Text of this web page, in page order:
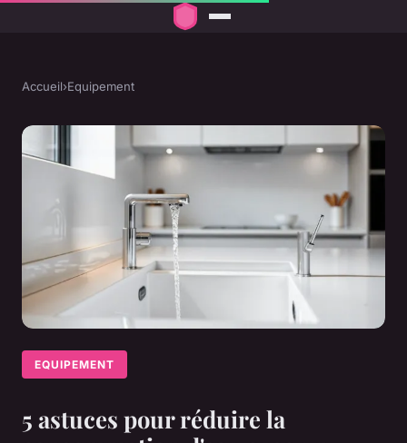
Accueil›Equipement
EQUIPEMENT
5 astuces pour réduire la